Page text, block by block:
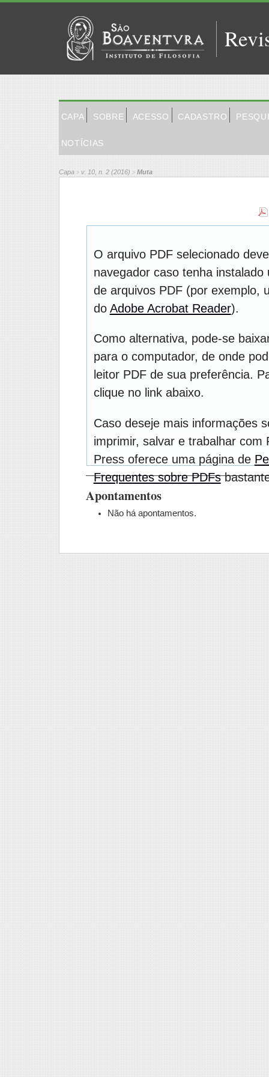
CAPA SOBRE ACESSO CADASTRO
NOTÍCIAS
Capa > v. 10, n. 2 (2016) > Muta
O arquivo PDF selecionado
navegador caso tenha instalado
de arquivos PDF (por exemplo,
do Adobe Acrobat Reader).
Como alternativa, pode-se
para o computador, de onde
leitor PDF de sua preferência.
clique no link abaixo.
Caso deseje mais informações
imprimir, salvar e trabalhar com
Press oferece uma página de
Frequentes sobre PDFs
Apontamentos
Não há apontamentos.